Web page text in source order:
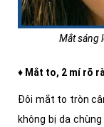
Mắt sáng
♦ Mắt to, 2 mí rõ
Đôi mắt to tròn
không bị da